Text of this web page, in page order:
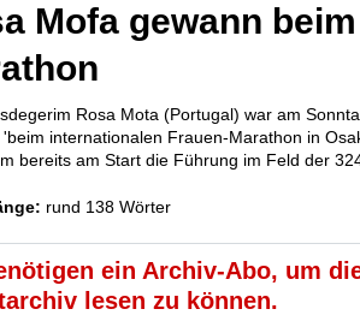
Mofa gewann
Rosa Mota (Portugal) war am
internationalen Frauen-Marathon in
bereits am Start die Führung im Feld der
rund 138 Wörter
ein Archiv-Abo, um
lesen zu können.